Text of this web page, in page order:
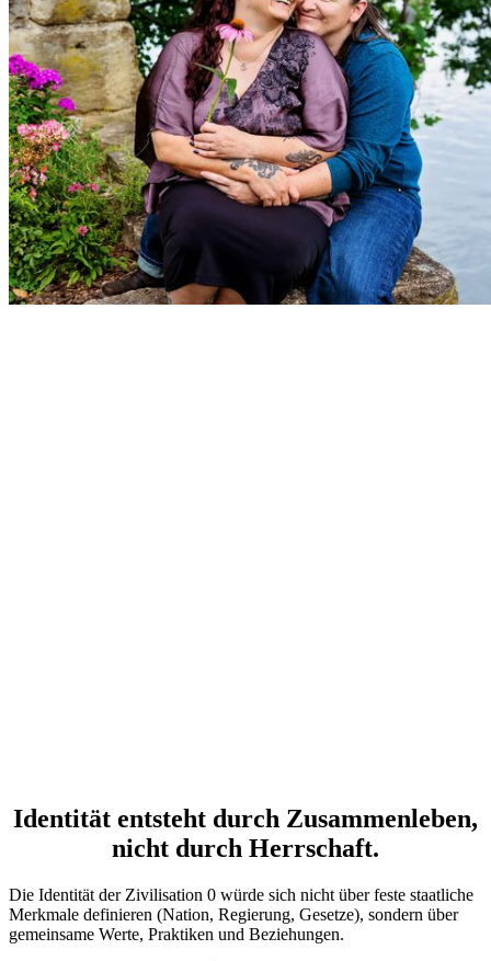
Identität entsteht durch Zusammenleben,
nicht durch Herrschaft.
Die Identität der Zivilisation 0 würde sich nicht über feste staatliche
Merkmale definieren (Nation, Regierung, Gesetze), sondern über
gemeinsame Werte, Praktiken und Beziehungen.